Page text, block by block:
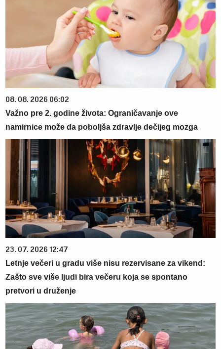
08. 08. 2026 06:02
Važno pre 2. godine života: Ograničavanje ove
namirnice može da poboljša zdravlje dečijeg mozga
23. 07. 2026 12:47
Letnje večeri u gradu više nisu rezervisane za vikend:
Zašto sve više ljudi bira večeru koja se spontano
pretvori u druženje